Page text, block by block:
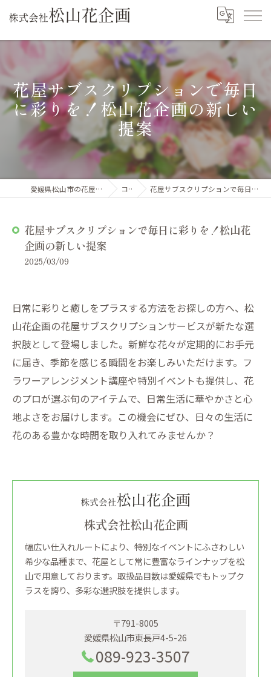
花屋サブスクリプションで毎日
に彩りを！松山花企画の新しい
提案
愛媛県松山市の花屋なら株式会社松山花企画 コラム 花屋サブスクリプションで毎日に彩りを！松山花企画の新しい提案
花屋サブスクリプションで毎日に彩りを！松山花
企画の新しい提案
2025/03/09
日常に彩りと癒しをプラスする方法をお探しの方へ、松
山花企画の花屋サブスクリプションサービスが新たな選
択肢として登場しました。新鮮な花々が定期的にお手元
に届き、季節を感じる瞬間をお楽しみいただけます。フ
ラワーアレンジメント講座や特別イベントも提供し、花
のプロが選ぶ旬のアイテムで、日常生活に華やかさと心
地よさをお届けします。この機会にぜひ、日々の生活に
花のある豊かな時間を取り入れてみませんか？
株式会社松山花企画
幅広い仕入れルートにより、特別なイベントにふさわしい
希少な品種まで、花屋として常に豊富なラインナップを松
山で用意しております。取扱品目数は愛媛県でもトップク
ラスを誇り、多彩な選択肢を提供します。
〒791-8005
愛媛県松山市東長戸4-5-26
089-923-3507